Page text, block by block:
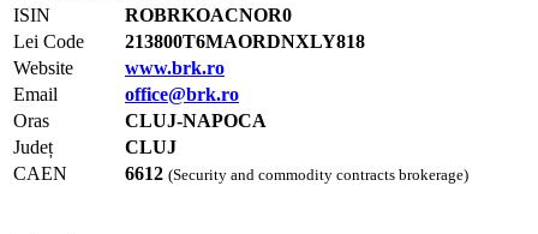
ISIN
ROBRKOACNOR0
Lei Code
213800T6MAORDNXLY818
Website
www.brk.ro
Email
office@brk.ro
Oras
CLUJ-NAPOCA
Județ
CLUJ
CAEN
6612 (Security and commodity contracts brokerage)